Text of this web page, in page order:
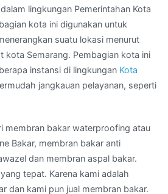
lingkungan Pemerintahan Kota
kota ini digunakan untuk
suatu lokasi menurut
kota Semarang. Pembagian kota ini
instansi di lingkungan Kota
jangkauan pelayanan, seperti
membran bakar waterproofing atau
Bakar, membran bakar anti
dan membran aspal bakar.
tepat. Karena kami adalah
dan kami pun jual membran bakar.